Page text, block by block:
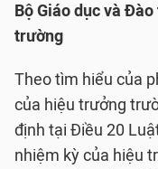
Bộ Giáo dục và
trường
Theo tìm hiểu của
của hiệu trưởng
định tại Điều 20
nhiệm kỳ của hiệu